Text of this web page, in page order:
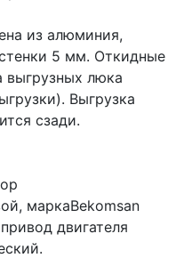
из алюминия,
5 мм. Откидные
выгрузных люка
Выгрузка
сзади.
маркаBekomsan
двигателя